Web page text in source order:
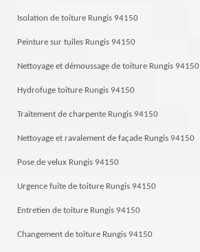
Isolation de toiture Rungis 94150
Peinture sur tuiles Rungis 94150
Nettoyage et démoussage de toiture Rungis 94150
Hydrofuge toiture Rungis 94150
Traitement de charpente Rungis 94150
Nettoyage et ravalement de façade Rungis 94150
Pose de velux Rungis 94150
Urgence fuite de toiture Rungis 94150
Entretien de toiture Rungis 94150
Changement de toiture Rungis 94150